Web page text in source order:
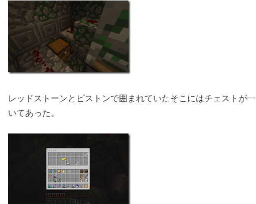
レッドストーンとピストンで囲まれていたそこにはチェストが
いてあった。